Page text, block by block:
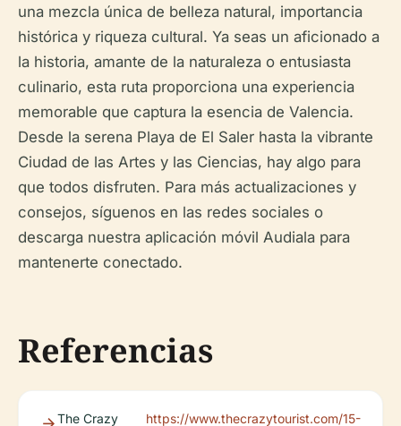
una mezcla única de belleza natural, importancia
histórica y riqueza cultural. Ya seas un aficionado a
la historia, amante de la naturaleza o entusiasta
culinario, esta ruta proporciona una experiencia
memorable que captura la esencia de Valencia.
Desde la serena Playa de El Saler hasta la vibrante
Ciudad de las Artes y las Ciencias, hay algo para
que todos disfruten. Para más actualizaciones y
consejos, síguenos en las redes sociales o
descarga nuestra aplicación móvil Audiala para
mantenerte conectado.
Referencias
The Crazy
https://www.thecrazytourist.com/15-